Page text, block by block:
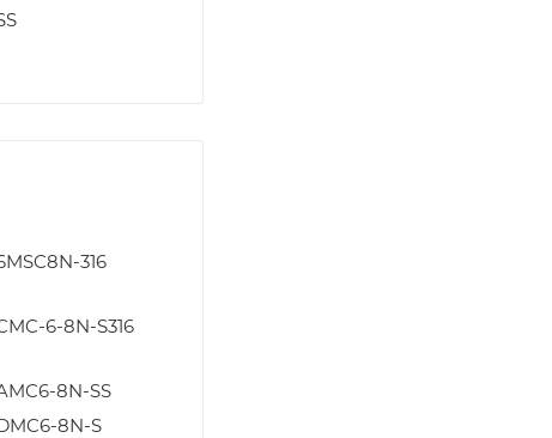
316
6-8N-S316
8N-SS
8N-S